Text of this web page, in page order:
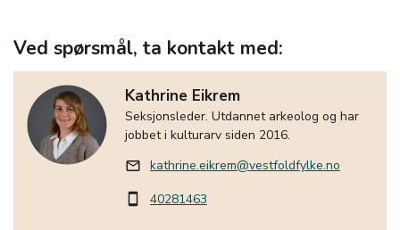
Ved spørsmål, ta kontakt med:
Kathrine Eikrem
Seksjonsleder. Utdannet arkeolog og har
jobbet i kulturarv siden 2016.
mail_outline kathrine.eikrem@vestfoldfylke.no
smartphone 40281463